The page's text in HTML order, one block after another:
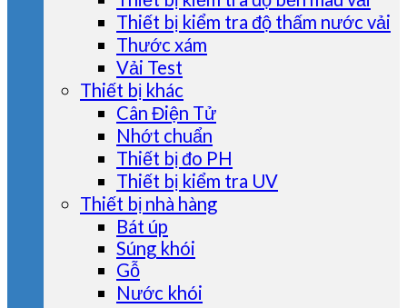
Thiết bị kiểm tra độ thấm nước vải
Thước xám
Vải Test
Thiết bị khác
Cân Điện Tử
Nhớt chuẩn
Thiết bị đo PH
Thiết bị kiểm tra UV
Thiết bị nhà hàng
Bát úp
Súng khói
Gỗ
Nước khói